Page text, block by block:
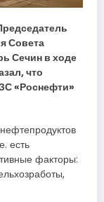
Совета
Сечин в ходе
что
«Роснефти»
есть
факторы: